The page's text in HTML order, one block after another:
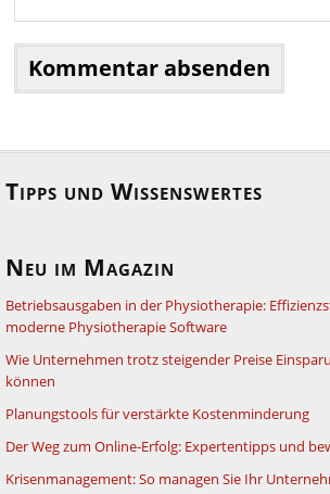
Tipps und Wissenswertes
Neu im Magazin
Betriebsausgaben in der Physiotherapie:
moderne Physiotherapie Software
Wie Unternehmen trotz steigender Preise
können
Planungstools für verstärkte Kostenminderung
Der Weg zum Online-Erfolg: Expertentipps und
Krisenmanagement: So managen Sie Ihr